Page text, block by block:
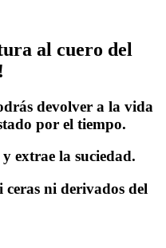
al cuero del
devolver a la vida
por el tiempo.
extrae la suciedad.
ceras ni derivados del